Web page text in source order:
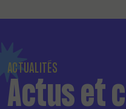
ACTUALITÉS
Actus et